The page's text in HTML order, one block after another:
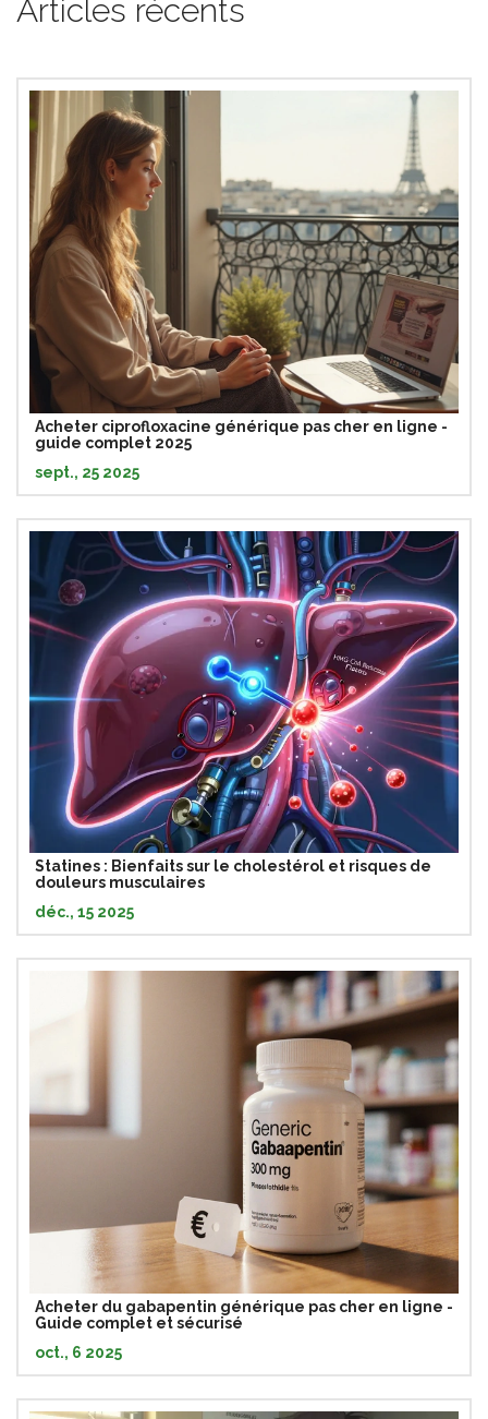
Articles récents
Acheter ciprofloxacine générique pas cher en ligne -
guide complet 2025
sept., 25 2025
Statines : Bienfaits sur le cholestérol et risques de
douleurs musculaires
déc., 15 2025
Acheter du gabapentin générique pas cher en ligne -
Guide complet et sécurisé
oct., 6 2025